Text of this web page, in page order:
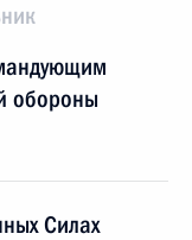
обороны
Силах